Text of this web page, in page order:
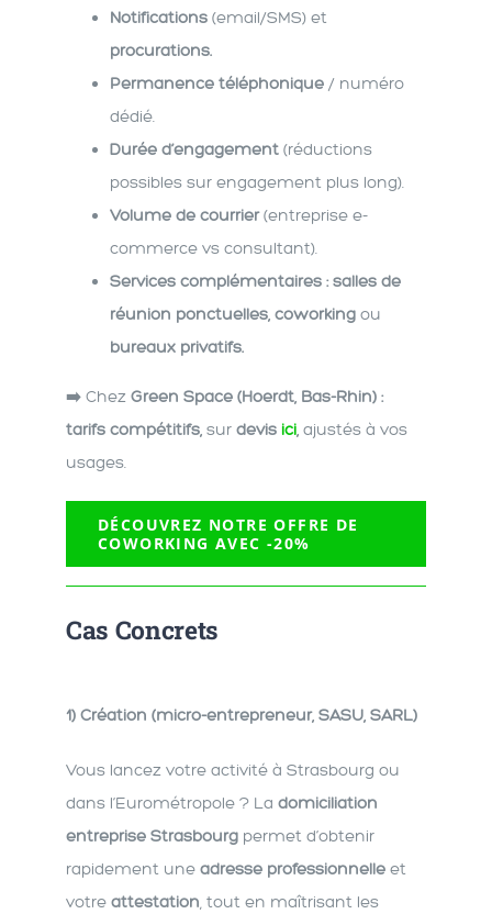
Notifications (email/SMS) et
procurations.
Permanence téléphonique / numéro
dédié.
Durée d’engagement (réductions
possibles sur engagement plus long).
Volume de courrier(entreprise e-
commerce vs consultant).
Services complémentaires : salles de
réunion ponctuelles, coworking ou
bureaux privatifs.
➡️ Chez Green Space (Hoerdt, Bas-Rhin) :
tarifs compétitifs, sur devis ici, ajustés à vos
usages.
DÉCOUVREZ NOTRE OFFRE DE
COWORKING AVEC -20%
Cas Concrets
1) Création (micro-entrepreneur, SASU, SARL)
Vous lancez votre activité à Strasbourg ou
dans l’Eurométropole ? La domiciliation
entreprise Strasbourg permet d’obtenir
rapidement une adresse professionnelle et
votre attestation , tout en maîtrisant les